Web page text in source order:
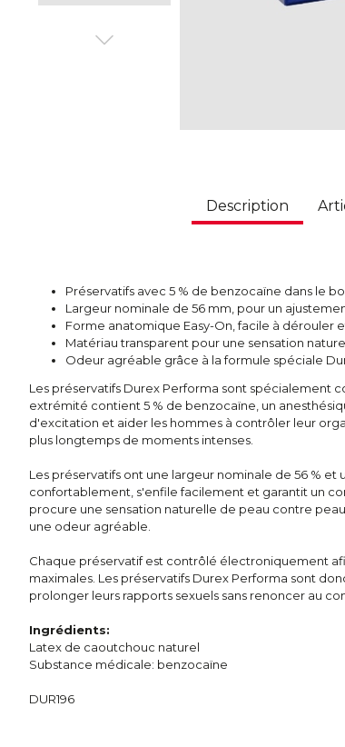
Description
Préservatifs avec 5 % de benzocaïne dans le
Largeur nominale de 56 mm, pour un
Forme anatomique Easy-On, facile à dérouler
Matériau transparent pour une sensation
Odeur agréable grâce à la formule spéciale
Les préservatifs Durex Performa sont spécialement
extrémité contient 5 % de benzocaïne, un
d'excitation et aider les hommes à contrôler leur
plus longtemps de moments intenses.
Les préservatifs ont une largeur nominale de 56 %
confortablement, s'enfile facilement et garantit un
procure une sensation naturelle de peau contre
une odeur agréable.
Chaque préservatif est contrôlé électroniquement
maximales. Les préservatifs Durex Performa sont
prolonger leurs rapports sexuels sans renoncer au
Ingrédients:
Latex de caoutchouc naturel
Substance médicale: benzocaïne
DUR196